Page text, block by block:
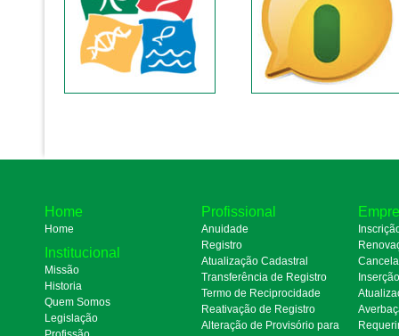
Home
Home
Institucional
Missão
Historia
Quem Somos
Legislação
Profissional
Anuidade
Registro
Atualização Cadastral
Transferência de Registro
Termo de Reciprocidade
Reativação de Registro
Alteração de Provisório para